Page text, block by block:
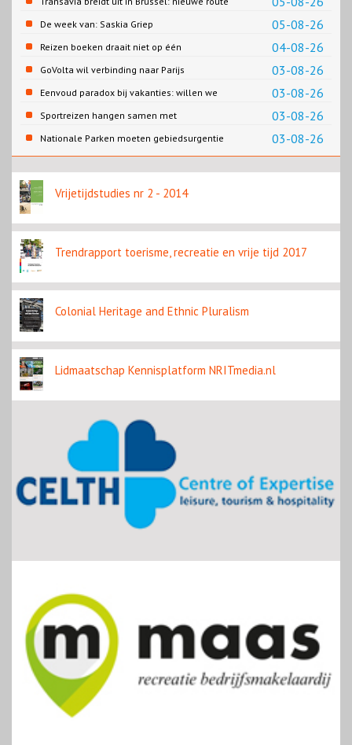
naar Porto
05-08-26
De week van: Saskia Griep
04-08-26
Reizen boeken draait niet op één
contentbron
03-08-26
GoVolta wil verbinding naar Parijs
03-08-26
Eenvoud paradox bij vakanties: willen we
eenvoud of toch goed verzorgd?
03-08-26
Sportreizen hangen samen met
bestemming en welzijn
03-08-26
Nationale Parken moeten gebiedsurgentie
en beleidsurgentie verbinden
Vrijetijdstudies nr 2 - 2014
Trendrapport toerisme, recreatie en vrije tijd 2017
Colonial Heritage and Ethnic Pluralism
Lidmaatschap Kennisplatform NRITmedia.nl